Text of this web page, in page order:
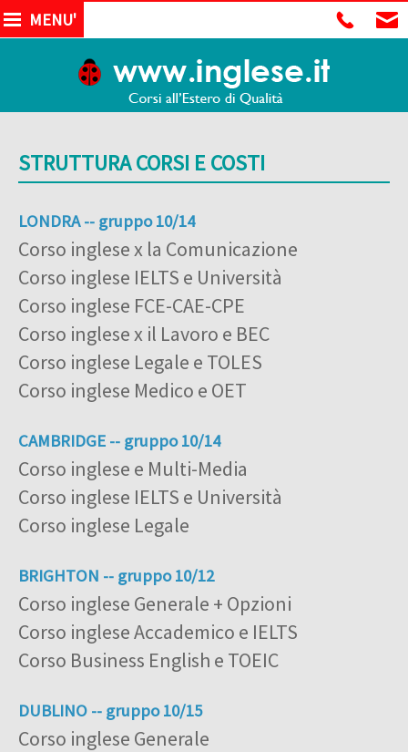
MENU'
STRUTTURA CORSI E COSTI
LONDRA -- gruppo 10/14
Corso inglese x la Comunicazione
Corso inglese IELTS e Università
Corso inglese FCE-CAE-CPE
Corso inglese x il Lavoro e BEC
Corso inglese Legale e TOLES
Corso inglese Medico e OET
CAMBRIDGE -- gruppo 10/14
Corso inglese e Multi-Media
Corso inglese IELTS e Università
Corso inglese Legale
BRIGHTON -- gruppo 10/12
Corso inglese Generale + Opzioni
Corso inglese Accademico e IELTS
Corso Business English e TOEIC
DUBLINO -- gruppo 10/15
Corso inglese Generale